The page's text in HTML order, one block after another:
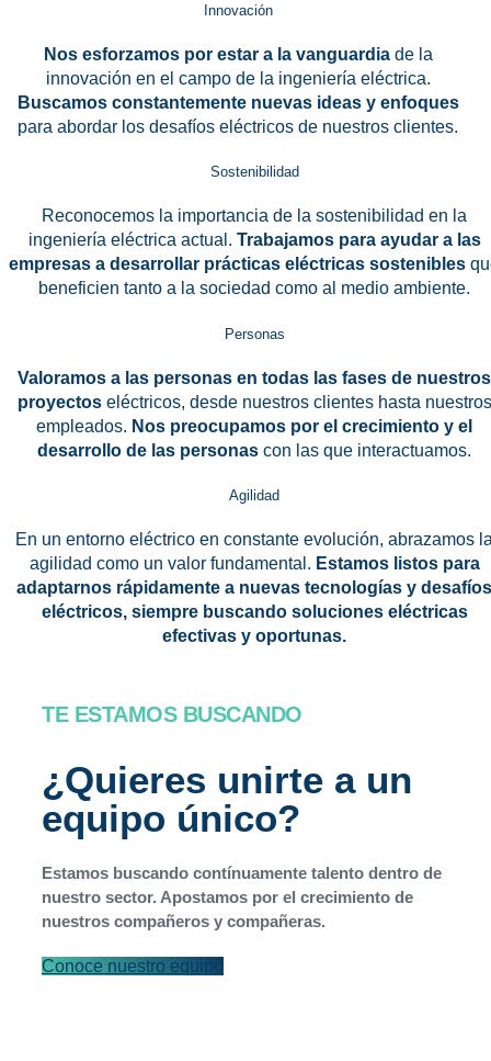
Innovación
Nos esforzamos por estar a la vanguardiade la
innovación en el campo de la ingeniería eléctrica.
Buscamos constantemente nuevas ideas y enfoques
para abordar los desafíos eléctricos de nuestros clientes.
Sostenibilidad
Reconocemos la importancia de la sostenibilidad en la
ingeniería eléctrica actual. Trabajamos para ayudar a las
empresas a desarrollar prácticas eléctricas sostenibles
beneficien tanto a la sociedad como al medio ambiente.
Personas
Valoramos a las personas en todas las fases de nuestros
proyectoseléctricos, desde nuestros clientes hasta nuestros
empleados. Nos preocupamos por el crecimiento y el
desarrollo de las personas con las que interactuamos.
Agilidad
En un entorno eléctrico en constante evolución, abrazamos
agilidad como un valor fundamental. Estamos listos para
adaptarnos rápidamente a nuevas tecnologías y desafíos
eléctricos, siempre buscando soluciones eléctricas
efectivas y oportunas.
TE ESTAMOS BUSCANDO
¿Quieres unirte a un
equipo único?
Estamos buscando contínuamente talento dentro de
nuestro sector. Apostamos por el crecimiento de
nuestros compañeros y compañeras.
Conoce nuestro equipo